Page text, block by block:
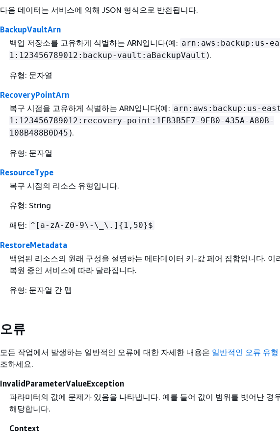
다음 데이터는 서비스에 의해 JSON 형식으로 반환됩니다.
BackupVaultArn
백업 저장소를 고유하게 식별하는 ARN입니다(예: arn:aws:backup:us-
1:123456789012:backup-vault:aBackupVault ).
유형: 문자열
RecoveryPointArn
복구 시점을 고유하게 식별하는 ARN입니다(예: arn:aws:backup:us-
1:123456789012:recovery-point:1EB3B5E7-9EB0-435A-A80B-
108B488B0D45 ).
유형: 문자열
ResourceType
복구 시점의 리소스 유형입니다.
유형: String
패턴: ^[a-zA-Z0-9\-\_\.] { 1,50}$
RestoreMetadata
백업된 리소스의 원래 구성을 설명하는 메타데이터 키-값 페어 집합입니다. 이
복원 중인 서비스에 따라 달라집니다.
유형: 문자열 간 맵
오류
모든 작업에서 발생하는 일반적인 오류에 대한 자세한 내용은 일반적인 오류 유형
조하세요.
InvalidParameterValueException
파라미터의 값에 문제가 있음을 나타냅니다. 예를 들어 값이 범위를 벗어난 경
해당합니다.
Context